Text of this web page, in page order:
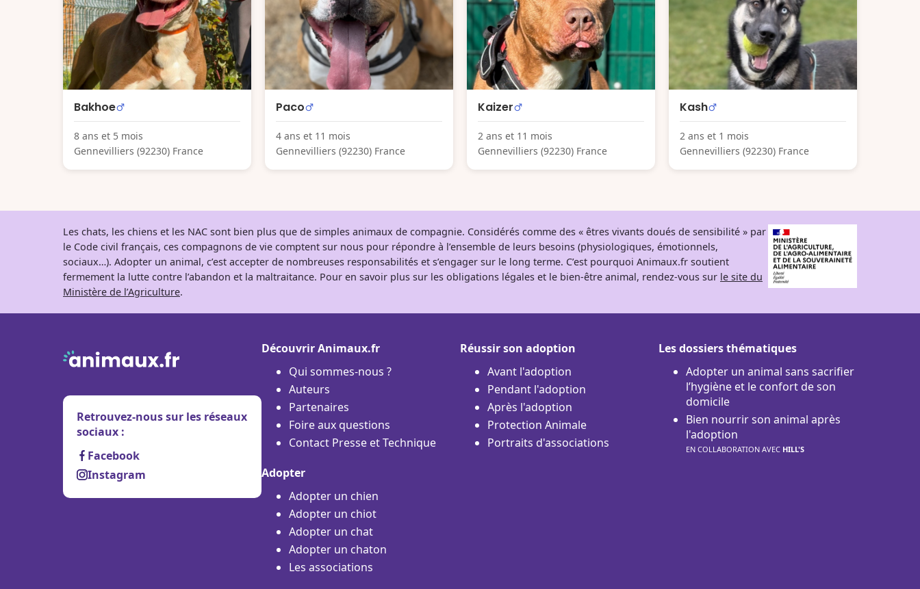
Bakhoe
8 ans et 5 mois
Gennevilliers (92230) France
Paco
4 ans et 11 mois
Gennevilliers (92230) France
Kaizer
2 ans et 11 mois
Gennevilliers (92230) France
Kash
2 ans et 1 mois
Gennevilliers (92230) France
Les chats, les chiens et les NAC sont bien plus que de simples animaux de compagnie. Considérés comme des « êtres vivants doués de sensibilité » par
le Code civil français, ces compagnons de vie comptent sur nous pour répondre à l’ensemble de leurs besoins (physiologiques, émotionnels,
sociaux…). Adopter un animal, c’est accepter de nombreuses responsabilités et s’engager sur le long terme. C’est pourquoi Animaux.fr soutient
fermement la lutte contre l’abandon et la maltraitance. Pour en savoir plus sur les obligations légales et le bien-être animal, rendez-vous sur le site du
Ministère de l’Agriculture.
Retrouvez-nous sur les réseaux
sociaux :
Facebook
Instagram
Découvrir Animaux.fr
Qui sommes-nous ?
Auteurs
Partenaires
Foire aux questions
Contact Presse et Technique
Adopter
Adopter un chien
Adopter un chiot
Adopter un chat
Adopter un chaton
Les associations
Réussir son adoption
Avant l'adoption
Pendant l'adoption
Après l'adoption
Protection Animale
Portraits d'associations
Les dossiers thématiques
Adopter un animal sans sacrifier
l’hygiène et le confort de son
domicile
Bien nourrir son animal après
l'adoption
EN COLLABORATION AVEC HILL'S